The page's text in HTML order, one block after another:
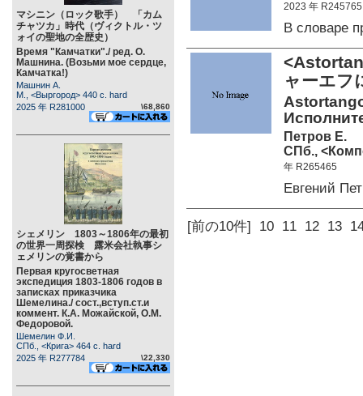
マシニン（ロック歌手） 「カム
チャツカ」時代（ヴィクトル・ツ
ォイの聖地の全歴史）
Время "Камчатки"./ ред. О.
Машнина. (Возьми мое сердце,
Камчатка!)
Машнин А.
М., <Выргород> 440 c. hard
2025 年 R281000
\68,860
シェメリン 1803～1806年の最初
の世界一周探検 露米会社執事シ
ェメリンの覚書から
Первая кругосветная
экспедиция 1803-1806 годов в
записках приказчика
Шемелина./ сост.,вступ.ст.и
коммент. К.А. Можайской, О.М.
Федоровой.
Шемелин Ф.И.
СПб., <Крига> 464 c. hard
2025 年 R277784
\22,330
2023 年 R245765
В словаре
ャーエフ
Петров Е.
СПб.,
年 R265465
Евгений
[前の10件] 10 11 12 13